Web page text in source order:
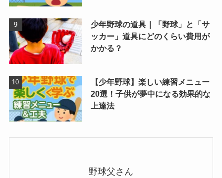
少年野球の道具｜「野球」と「サ
ッカー」道具にどのくらい費用が
かかる？
【少年野球】楽しい練習メニュー
20選！子供が夢中になる効果的な
上達法
野球父さん